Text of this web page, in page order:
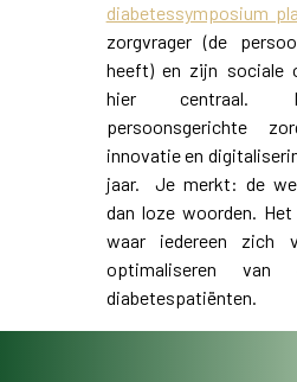
diabetessymposium
zorgvrager (de
heeft) en zijn sociale
hier centraal.
persoonsgerichte
innovatie en
jaar. Je merkt: de
dan loze woorden.
waar iedereen zich
optimaliseren
diabetespatiënten.